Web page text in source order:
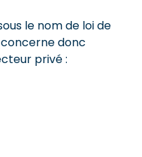
le nom de loi de
donc
privé :